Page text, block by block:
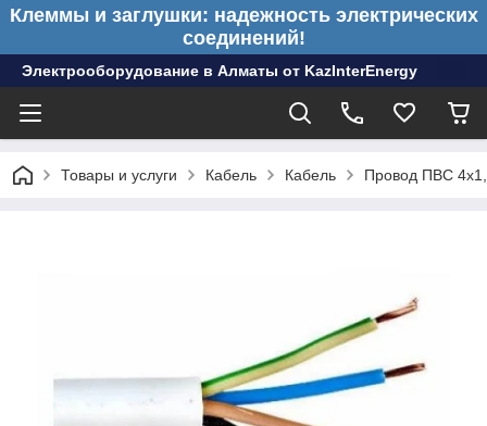
Клеммы и заглушки: надежность электрических
соединений!
Электрооборудование в Алматы от KazInterEnergy
Товары и услуги Кабель Кабель Провод ПВС